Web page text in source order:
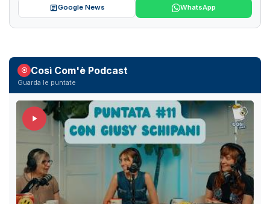
Google News WhatsApp
Così Com'è Podcast
Guarda le puntate